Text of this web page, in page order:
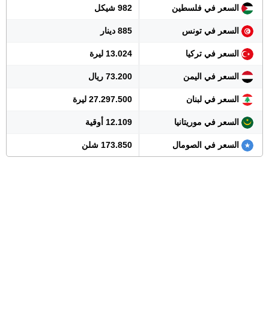
السعر في فلسطين 982 شيكل
السعر في تونس 885 دينار
السعر في تركيا 13.024 ليرة
السعر في اليمن 73.200 ريال
السعر في لبنان 27.297.500 ليرة
السعر في موريتانيا 12.109 أوقية
السعر في الصومال 173.850 شلن